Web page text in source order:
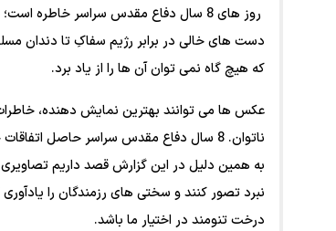
روز های 8 سال دفاع مقدس سراسر
دست های خالی در برابر رژیم سفاکِ تا دندان
که هیچ گاه نمی توان آن ها را از یاد برد.
عکس ها می توانند بهترین نمایش دهنده،
ناتوان. 8 سال دفاع مقدس سراسر حاصل
به همین دلیل در این گزارش قصد داریم
نبرد تصور کنند و سختی های رزمندگان را
درخت تنومند در اختیار ما باشد.